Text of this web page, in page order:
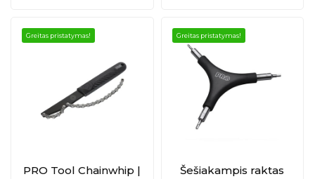
Greitas pristatymas!
PRO Tool Chainwhip |
Greitas pristatymas!
Šešiakampis raktas